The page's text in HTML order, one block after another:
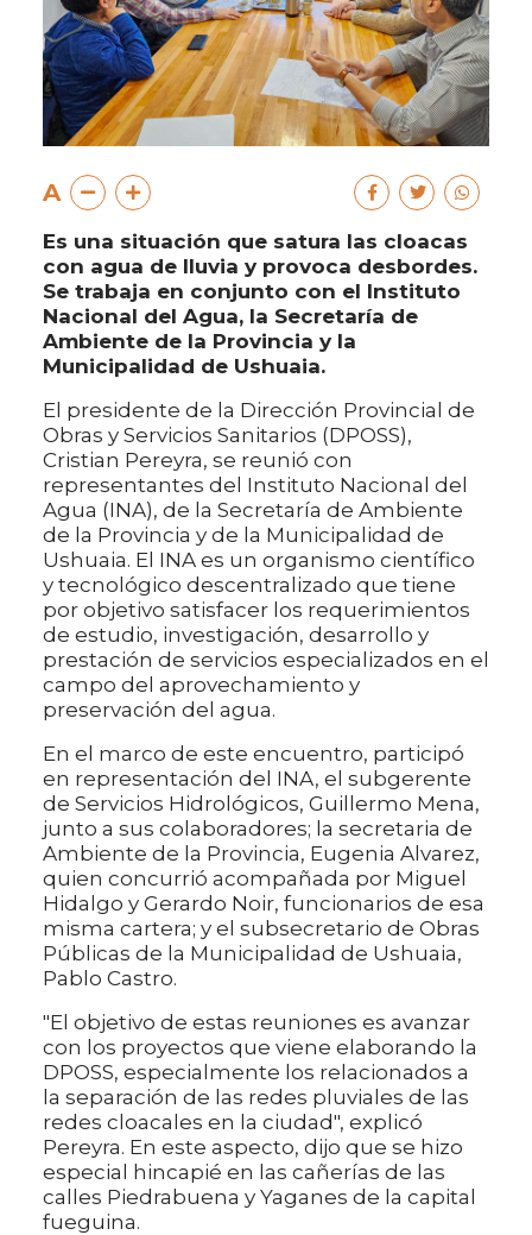
A
Es una situación que satura las cloacas
con agua de lluvia y provoca desbordes.
Se trabaja en conjunto con el Instituto
Nacional del Agua, la Secretaría de
Ambiente de la Provincia y la
Municipalidad de Ushuaia.
El presidente de la Dirección Provincial de
Obras y Servicios Sanitarios (DPOSS),
Cristian Pereyra, se reunió con
representantes del Instituto Nacional del
Agua (INA), de la Secretaría de Ambiente
de la Provincia y de la Municipalidad de
Ushuaia. El INA es un organismo científico
y tecnológico descentralizado que tiene
por objetivo satisfacer los requerimientos
de estudio, investigación, desarrollo y
prestación de servicios especializados en el
campo del aprovechamiento y
preservación del agua.
En el marco de este encuentro, participó
en representación del INA, el subgerente
de Servicios Hidrológicos, Guillermo Mena,
junto a sus colaboradores; la secretaria de
Ambiente de la Provincia, Eugenia Alvarez,
quien concurrió acompañada por Miguel
Hidalgo y Gerardo Noir, funcionarios de esa
misma cartera; y el subsecretario de Obras
Públicas de la Municipalidad de Ushuaia,
Pablo Castro.
"El objetivo de estas reuniones es avanzar
con los proyectos que viene elaborando la
DPOSS, especialmente los relacionados a
la separación de las redes pluviales de las
redes cloacales en la ciudad", explicó
Pereyra. En este aspecto, dijo que se hizo
especial hincapié en las cañerías de las
calles Piedrabuena y Yaganes de la capital
fueguina.